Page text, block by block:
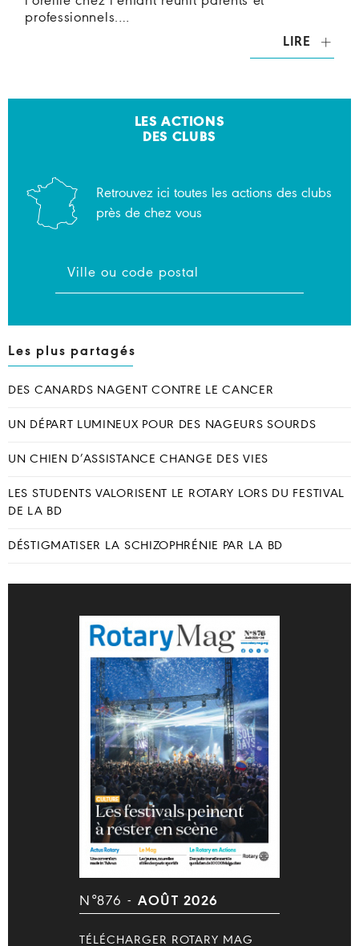
professionnels.…
LIRE
LES ACTIONS
DES CLUBS
Retrouvez ici toutes les actions des clubs
près de chez vous
Les plus partagés
DES CANARDS NAGENT CONTRE LE CANCER
UN DÉPART LUMINEUX POUR DES NAGEURS SOURDS
UN CHIEN D’ASSISTANCE CHANGE DES VIES
LES STUDENTS VALORISENT LE ROTARY LORS DU FESTIVAL
DE LA BD
DÉSTIGMATISER LA SCHIZOPHRÉNIE PAR LA BD
N°876 - AOÛT 2026
TÉLÉCHARGER ROTARY MAG